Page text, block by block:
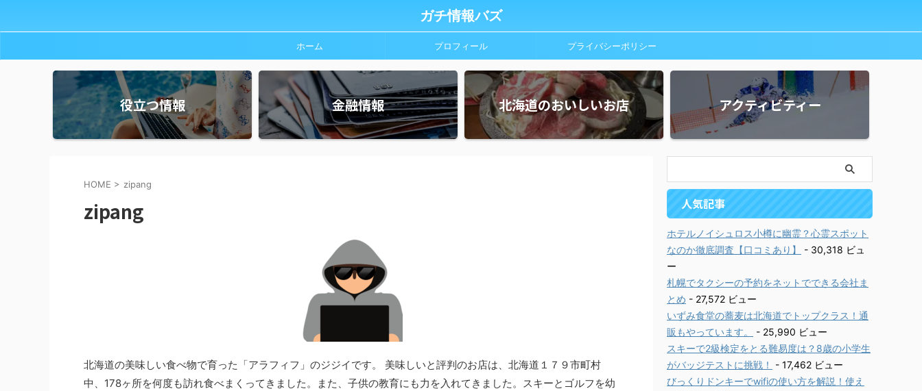
ガチ情報バズ
ホーム プロフィール プライバシーポリシー
役立つ情報 金融情報 北海道のおいしいお店 アクティビティー
HOME > zipang
zipang
北海道の美味しい食べ物で育った「アラフィフ」のジジイです。 美味しいと評判のお店は、北海道１７９市町村
中、178ヶ所を何度も訪れ食べまくってきました。また、子供の教育にも力を入れてきました。スキーとゴルフを幼
人気記事
ホテルノイシュロス小樽に幽霊？心霊スポット
なのか徹底調査【口コミあり】
- 30,318 ビュ
ー
札幌でタクシーの予約をネットでできる会社ま
とめ - 27,572 ビュー
いずみ食堂の蕎麦は北海道でトップクラス！通
販もやっています。
- 25,990 ビュー
スキーで2級検定をとる難易度は？8歳の小学生
がバッジテストに挑戦！
- 17,462 ビュー
びっくりドンキーでwifiの使い方を解説！使え